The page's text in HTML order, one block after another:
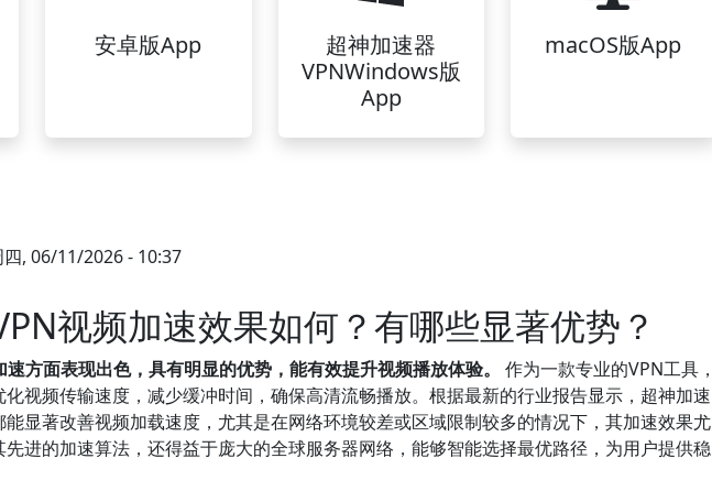
安卓版App
超神加速器
VPNWindows版
App
macOS版App
四, 06/11/2026 - 10:37
视频加速效果如何？有哪些显著优势？
方面表现出色，具有明显的优势，能有效提升视频播放体验。
作为一款专业的VPN工具，
视频传输速度，减少缓冲时间，确保高清流畅播放。根据最新的行业报告显示，超神加速
显著改善视频加载速度，尤其是在网络环境较差或区域限制较多的情况下，其加速效果尤
进的加速算法，还得益于庞大的全球服务器网络，能够智能选择最优路径，为用户提供稳